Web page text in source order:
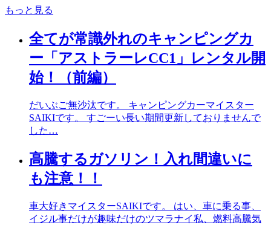
もっと見る
全てが常識外れのキャンピングカ
ー「アストラーレCC1」レンタル開
始！（前編）
だいぶご無沙汰です。 キャンピングカーマイスター
SAIKIです。 すごーい長い期間更新しておりませんで
した…
高騰するガソリン！入れ間違いに
も注意！！
車大好きマイスターSAIKIです。 はい、車に乗る事、
イジル事だけが趣味だけのツマラナイ私、燃料高騰気